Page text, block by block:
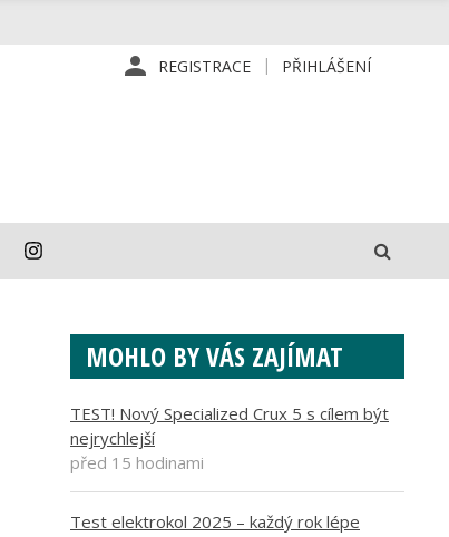
REGISTRACE PŘIHLÁŠENÍ
MOHLO BY VÁS ZAJÍMAT
TEST! Nový Specialized Crux 5 s cílem být
nejrychlejší
před 15 hodinami
Test elektrokol 2025 – každý rok lépe